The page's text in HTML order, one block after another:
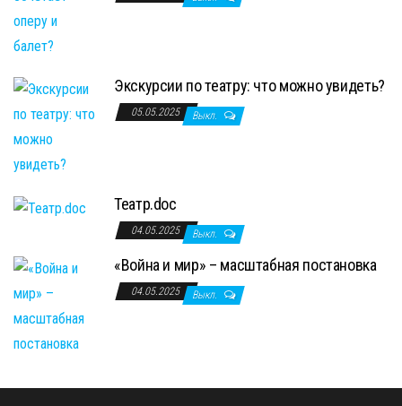
Экскурсии по театру: что можно увидеть?
05.05.2025 Выкл.
Театр.doc
04.05.2025 Выкл.
«Война и мир» – масштабная постановка
04.05.2025 Выкл.